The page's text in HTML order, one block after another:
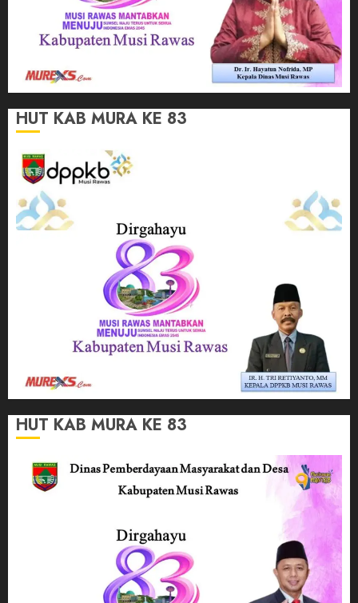
HUT KAB MURA KE 83
HUT KAB MURA KE 83